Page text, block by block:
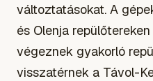
változtatásokat. A
és Olenja
végeznek gyakorló
visszatérnek a Távol-